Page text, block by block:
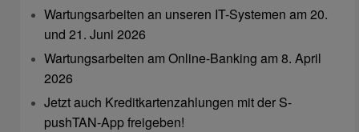
Wartungsarbeiten an unseren IT-Systemen am 20.
und 21. Juni 2026
Wartungsarbeiten am Online-Banking am 8. April
2026
Jetzt auch Kreditkartenzahlungen mit der S-
pushTAN-App freigeben!